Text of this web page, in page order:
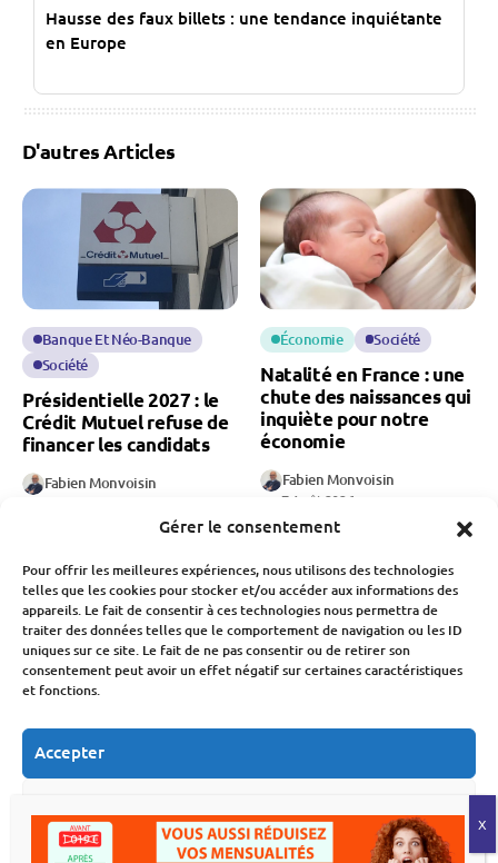
Gérer le consentement
Pour offrir les meilleures expériences, nous utilisons des technologies
telles que les cookies pour stocker et/ou accéder aux informations des
appareils. Le fait de consentir à ces technologies nous permettra de
traiter des données telles que le comportement de navigation ou les ID
uniques sur ce site. Le fait de ne pas consentir ou de retirer son
consentement peut avoir un effet négatif sur certaines caractéristiques
et fonctions.
Accepter
Voir les préférences
Hausse des faux billets : une tendance inquiétante
en Europe
D'autres Articles
Banque Et Néo-Banque
Société
Présidentielle 2027 : le
Crédit Mutuel refuse de
financer les candidats
Fabien Monvoisin
Économie Société
Natalité en France : une
chute des naissances qui
inquiète pour notre
économie
Fabien Monvoisin
7 Août 2026
Consommation Et Inflation
Rentrée scolaire 2026 :
la facture continue de
françaises
Fabien Monvoisin
3 Août 2026